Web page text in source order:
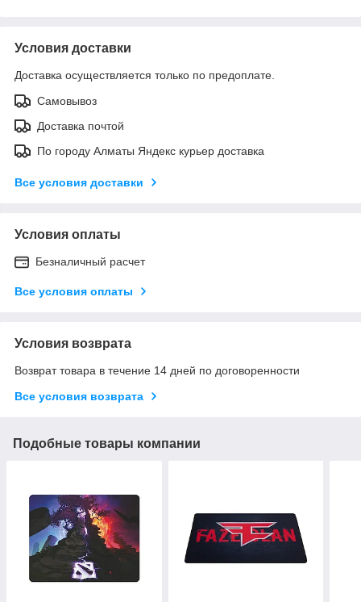
Условия доставки
Доставка осуществляется только по предоплате.
Самовывоз
Доставка почтой
По городу Алматы Яндекс курьер доставка
Все условия доставки
Условия оплаты
Безналичный расчет
Все условия оплаты
Условия возврата
Возврат товара в течение 14 дней по договоренности
Все условия возврата
Подобные товары компании